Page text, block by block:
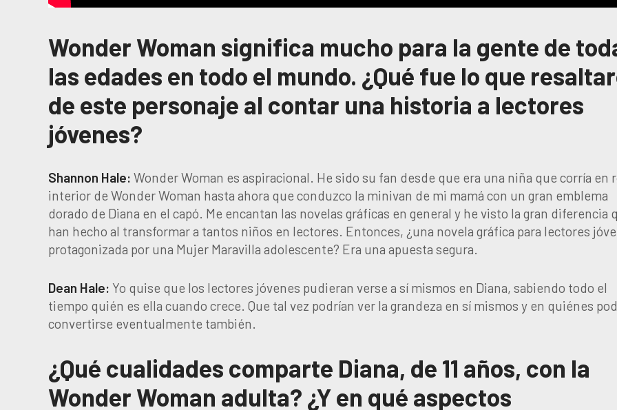
Wonder Woman significa mucho para la gente de
las edades en todo el mundo. ¿Qué fue lo que
de este personaje al contar una historia a lectores
jóvenes?
Shannon Hale: Wonder Woman es aspiracional. He sido su fan desde que era una niña que corría en
interior de Wonder Woman hasta ahora que conduzco la minivan de mi mamá con un gran emblema
dorado de Diana en el capó. Me encantan las novelas gráficas en general y he visto la gran diferencia
han hecho al transformar a tantos niños en lectores. Entonces, ¿una novela gráfica para lectores
protagonizada por una Mujer Maravilla adolescente? Era una apuesta segura.
Dean Hale: Yo quise que los lectores jóvenes pudieran verse a sí mismos en Diana, sabiendo todo el
tiempo quién es ella cuando crece. Que tal vez podrían ver la grandeza en sí mismos y en quiénes
convertirse eventualmente también.
¿Qué cualidades comparte Diana, de 11 años, con la
Wonder Woman adulta? ¿Y en qué aspectos